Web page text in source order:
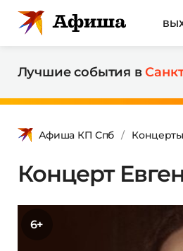
Лучшие события в
Афиша КП Спб Концерты
Концерт
6+